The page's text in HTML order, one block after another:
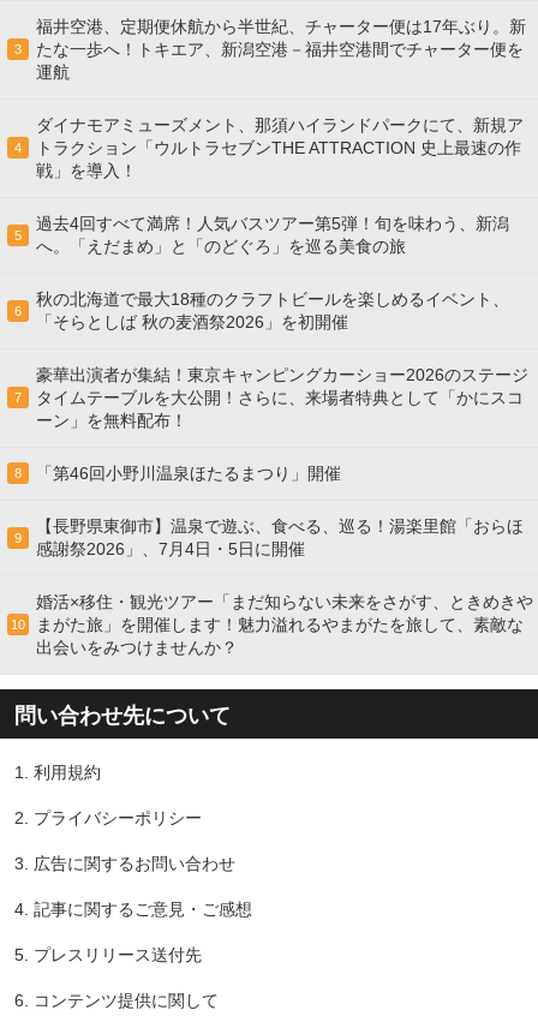
3
福井空港、定期便休航から半世紀、チャーター便は17年ぶり。新
たな一歩へ！トキエア、新潟空港－福井空港間でチャーター便を
運航
4
ダイナモアミューズメント、那須ハイランドパークにて、新規ア
トラクション「ウルトラセブンTHE ATTRACTION 史上最速の作
戦」を導入！
5
過去4回すべて満席！人気バスツアー第5弾！旬を味わう、新潟
へ。「えだまめ」と「のどぐろ」を巡る美食の旅
6
秋の北海道で最大18種のクラフトビールを楽しめるイベント、
「そらとしば 秋の麦酒祭2026」を初開催
7
豪華出演者が集結！東京キャンピングカーショー2026のステージ
タイムテーブルを大公開！さらに、来場者特典として「かにスコ
ーン」を無料配布！
8 「第46回小野川温泉ほたるまつり」開催
9
【長野県東御市】温泉で遊ぶ、食べる、巡る！湯楽里館「おらほ
感謝祭2026」、7月4日・5日に開催
10
婚活×移住・観光ツアー「まだ知らない未来をさがす、ときめきや
まがた旅」を開催します！魅力溢れるやまがたを旅して、素敵な
出会いをみつけませんか？
問い合わせ先について
1. 利用規約
2. プライバシーポリシー
3. 広告に関するお問い合わせ
4. 記事に関するご意見・ご感想
5. プレスリリース送付先
6. コンテンツ提供に関して